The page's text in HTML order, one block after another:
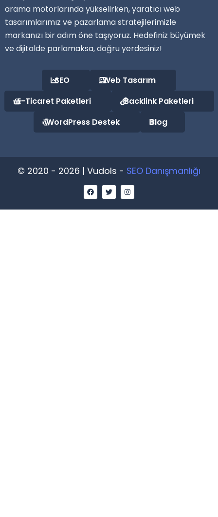
arama motorlarında yükselirken, yaratıcı web
tasarımlarımız ve pazarlama stratejilerimizle
markanızı bir adım öne taşıyoruz. Hedefiniz büyümek
ve dijitalde parlamaksa, doğru yerdesiniz!
SEO
Web Tasarım
E-Ticaret Paketleri
Backlink Paketleri
WordPress Destek
Blog
© 2020 - 2026 | Vudols - SEO Danışmanlığı